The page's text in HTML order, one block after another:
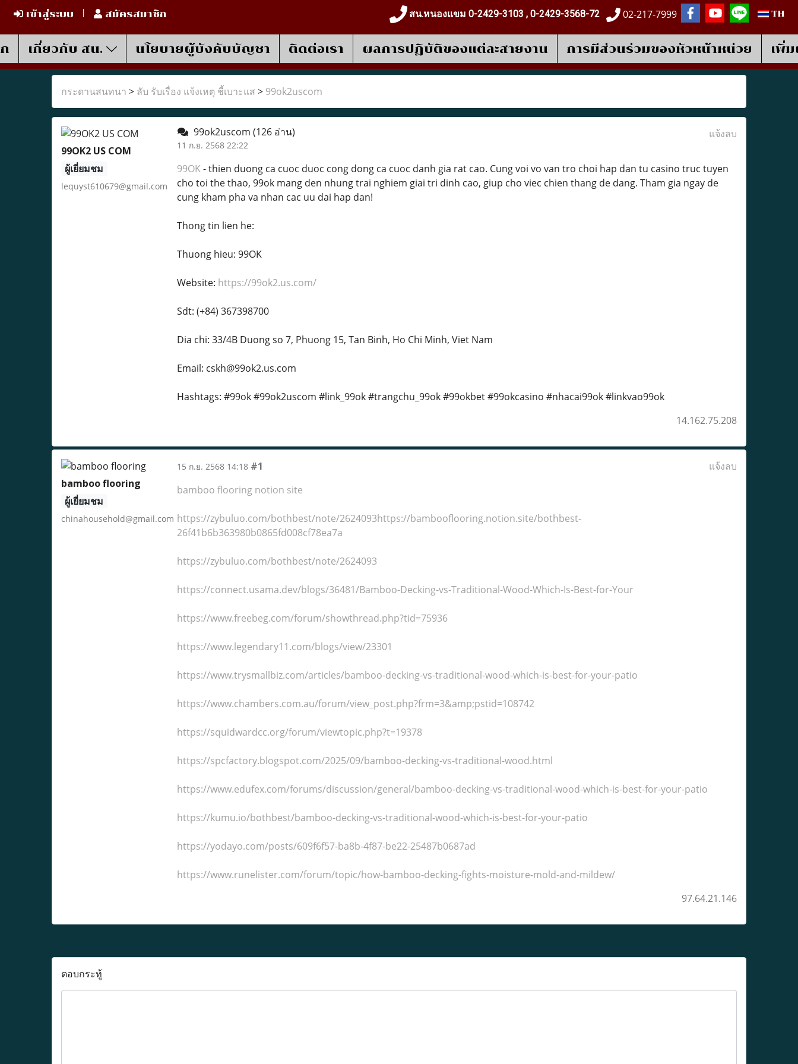
เข้าสู่ระบบ สมัครสมาชิก สน.หนองแขม 0-2429-3103 , 0-2429-3568-72 02-217-7999 TH
เกี่ยวกับ สน. นโยบายผู้บังคับบัญชา ติดต่อเรา ผลการปฎิบัติของแต่ละสายงาน การมีส่วนร่วมของหัวหน้าหน่วย เพิ่
กระดานสนทนา > ลับ รับเรื่อง แจ้งเหตุ ชี้เบาะแส > 99ok2uscom
99OK2 US COM
ผู้เยี่ยมชม
lequyst610679@gmail.com
99ok2uscom (126 อ่าน)
11 ก.ย. 2568 22:22
แจ้งลบ
99OK- thien duong ca cuoc duoc cong dong ca cuoc danh gia rat cao. Cung voi vo van tro choi hap dan tu casino truc tuyen
cho toi the thao, 99ok mang den nhung trai nghiem giai tri dinh cao, giup cho viec chien thang de dang. Tham gia ngay de
cung kham pha va nhan cac uu dai hap dan!
Thong tin lien he:
Thuong hieu: 99OK
Website: https://99ok2.us.com/
Sdt: (+84) 367398700
Dia chi: 33/4B Duong so 7, Phuong 15, Tan Binh, Ho Chi Minh, Viet Nam
Email: cskh@99ok2.us.com
Hashtags: #99ok #99ok2uscom #link_99ok #trangchu_99ok #99okbet #99okcasino #nhacai99ok #linkvao99ok
14.162.75.208
bamboo flooring
ผู้เยี่ยมชม
chinahousehold@gmail.com
15 ก.ย. 2568 14:18 #1
แจ้งลบ
bamboo flooring notion site
https://zybuluo.com/bothbest/note/2624093https://bambooflooring.notion.site/bothbest-
26f41b6b363980b0865fd008cf78ea7a
https://zybuluo.com/bothbest/note/2624093
https://connect.usama.dev/blogs/36481/Bamboo-Decking-vs-Traditional-Wood-Which-Is-Best-for-Your
https://www.freebeg.com/forum/showthread.php?tid=75936
https://www.legendary11.com/blogs/view/23301
https://www.trysmallbiz.com/articles/bamboo-decking-vs-traditional-wood-which-is-best-for-your-patio
https://www.chambers.com.au/forum/view_post.php?frm=3&amp;pstid=108742
https://squidwardcc.org/forum/viewtopic.php?t=19378
https://spcfactory.blogspot.com/2025/09/bamboo-decking-vs-traditional-wood.html
https://www.edufex.com/forums/discussion/general/bamboo-decking-vs-traditional-wood-which-is-best-for-your-patio
https://kumu.io/bothbest/bamboo-decking-vs-traditional-wood-which-is-best-for-your-patio
https://yodayo.com/posts/609f6f57-ba8b-4f87-be22-25487b0687ad
https://www.runelister.com/forum/topic/how-bamboo-decking-fights-moisture-mold-and-mildew/
97.64.21.146
ตอบกระทู้